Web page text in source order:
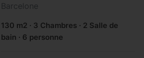
Barcelone
130 m2 · 3 Chambres · 2 Salle de
bain · 6 personne